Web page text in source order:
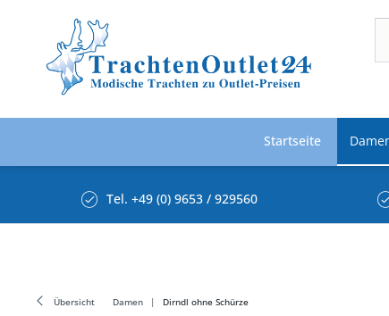
Startseite
Tel. +49 (0) 9653 / 929560
Übersicht Damen Dirndl ohne Schürze